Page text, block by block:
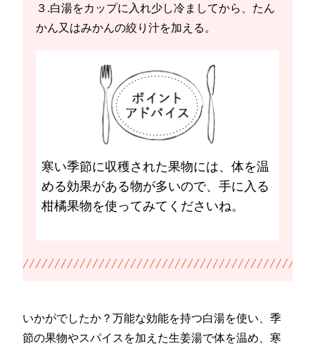
３.白湯をカップに入れ少し冷ましてから、たん
かん又はみかんの絞り汁を加える。
寒い季節に収穫された果物には、体を温
める効果がある物が多いので、手に入る
柑橘果物を使ってみてくださいね。
いかがでしたか？万能な効能を持つ白湯を使い、季
節の果物やスパイスを加えた生姜湯で体を温め、寒